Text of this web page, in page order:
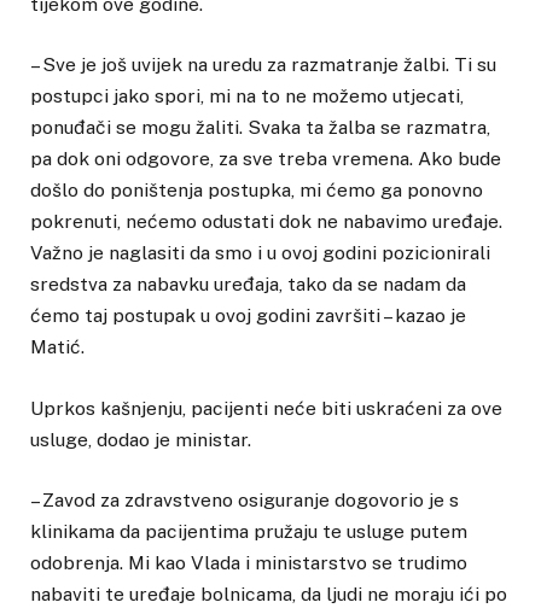
– Sve je još uvijek na uredu za razmatranje žalbi. Ti su
postupci jako spori, mi na to ne možemo utjecati,
ponuđači se mogu žaliti. Svaka ta žalba se razmatra,
pa dok oni odgovore, za sve treba vremena. Ako bude
došlo do poništenja postupka, mi ćemo ga ponovno
pokrenuti, nećemo odustati dok ne nabavimo uređaje.
Važno je naglasiti da smo i u ovoj godini pozicionirali
sredstva za nabavku uređaja, tako da se nadam da
ćemo taj postupak u ovoj godini završiti – kazao je
Matić.
Uprkos kašnjenju, pacijenti neće biti uskraćeni za ove
usluge, dodao je ministar.
– Zavod za zdravstveno osiguranje dogovorio je s
klinikama da pacijentima pružaju te usluge putem
odobrenja. Mi kao Vlada i ministarstvo se trudimo
nabaviti te uređaje bolnicama, da ljudi ne moraju ići po